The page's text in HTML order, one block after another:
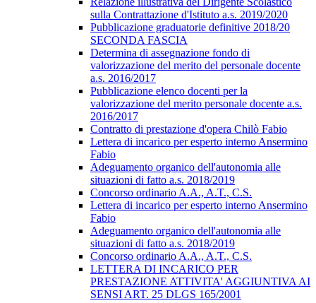
sulla Contrattazione d'Istituto a.s. 2019/2020
Pubblicazione graduatorie definitive 2018/20
SECONDA FASCIA
Determina di assegnazione fondo di
valorizzazione del merito del personale docente
a.s. 2016/2017
Pubblicazione elenco docenti per la
valorizzazione del merito personale docente a.s.
2016/2017
Contratto di prestazione d'opera Chilò Fabio
Lettera di incarico per esperto interno Ansermino
Fabio
Adeguamento organico dell'autonomia alle
situazioni di fatto a.s. 2018/2019
Concorso ordinario A.A., A.T., C.S.
Lettera di incarico per esperto interno Ansermino
Fabio
Adeguamento organico dell'autonomia alle
situazioni di fatto a.s. 2018/2019
Concorso ordinario A.A., A.T., C.S.
LETTERA DI INCARICO PER
PRESTAZIONE ATTIVITA' AGGIUNTIVA AI
SENSI ART. 25 DLGS 165/2001